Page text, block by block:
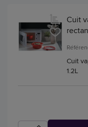
Cuit
Cuit
1.2L